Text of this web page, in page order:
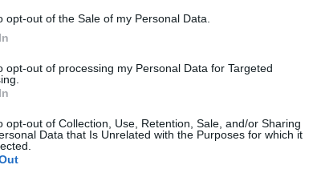
opt-out of the Sale of my Personal Data.
opt-out of processing my Personal Data for Targeted
opt-out of Collection, Use, Retention, Sale, and/or Sharing
Data that Is Unrelated with the Purposes for which it
Αποδέχομαι τουςόρους χρήσης